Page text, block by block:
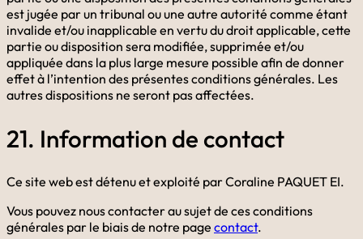
est jugée par un tribunal ou une autre autorité comme étant
invalide et/ou inapplicable en vertu du droit applicable, cette
partie ou disposition sera modifiée, supprimée et/ou
appliquée dans la plus large mesure possible afin de donner
effet à l’intention des présentes conditions générales. Les
autres dispositions ne seront pas affectées.
21. Information de contact
Ce site web est détenu et exploité par Coraline PAQUET EI.
Vous pouvez nous contacter au sujet de ces conditions
générales par le biais de notre page contact.